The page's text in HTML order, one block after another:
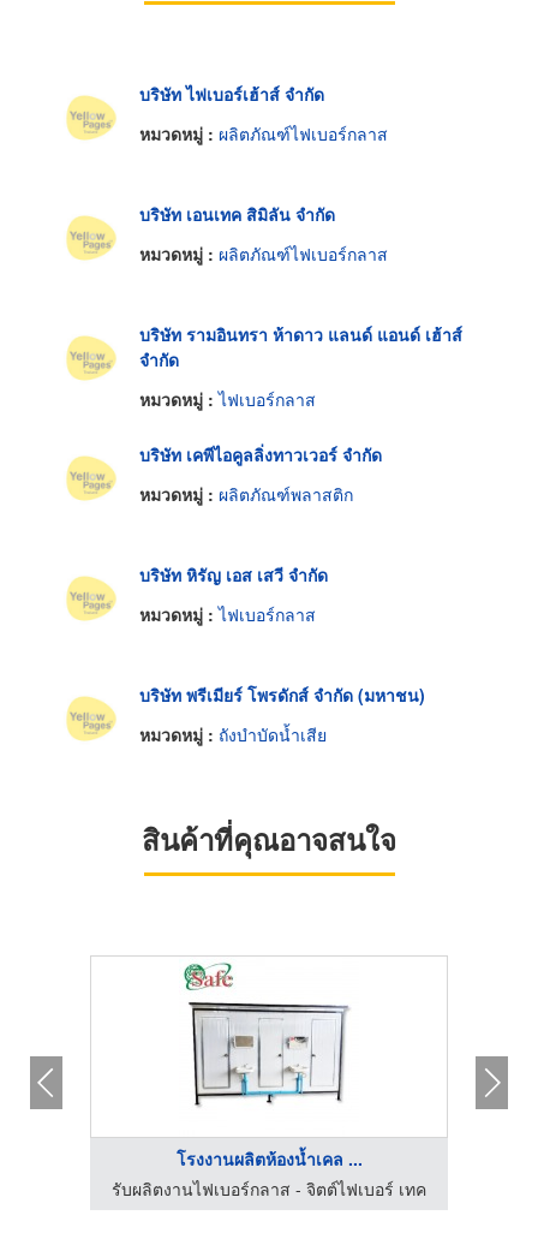
บริษัท ไฟเบอร์เฮ้าส์ จำกัด
หมวดหมู่ : ผลิตภัณฑ์ไฟเบอร์กลาส
บริษัท เอนเทค สิมิลัน จำกัด
หมวดหมู่ : ผลิตภัณฑ์ไฟเบอร์กลาส
บริษัท รามอินทรา ห้าดาว แลนด์ แอนด์ เฮ้าส์
จำกัด
หมวดหมู่ :ไฟเบอร์กลาส
บริษัท เคพีไอคูลลิ่งทาวเวอร์ จำกัด
หมวดหมู่ : ผลิตภัณฑ์พลาสติก
บริษัท หิรัญ เอส เสวี จำกัด
หมวดหมู่ :ไฟเบอร์กลาส
บริษัท พรีเมียร์ โพรดักส์ จำกัด (มหาชน)
หมวดหมู่ : ถังบำบัดน้ำเสีย
สินค้าที่คุณอาจสนใจ
โรงงานผลิตห้องน้ำเคล ...
รับผลิตงานไฟเบอร์กลาส - จิตต์ไฟเบอร์ เทค